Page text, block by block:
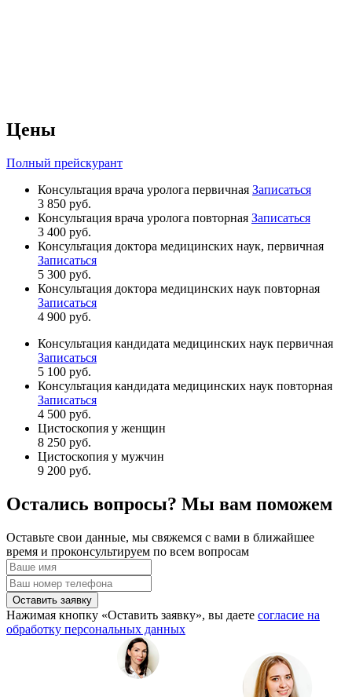
Цены
Полный прейскурант
Консультация врача уролога первичная Записаться
3 850 руб.
Консультация врача уролога повторная Записаться
3 400 руб.
Консультация доктора медицинских наук, первичная
Записаться
5 300 руб.
Консультация доктора медицинских наук повторная
Записаться
4 900 руб.
Консультация кандидата медицинских наук первичная
Записаться
5 100 руб.
Консультация кандидата медицинских наук повторная
Записаться
4 500 руб.
Цистоскопия у женщин
8 250 руб.
Цистоскопия у мужчин
9 200 руб.
Остались вопросы? Мы вам поможем
Оставьте свои данные, мы свяжемся с вами в ближайшее
время и проконсультируем по всем вопросам
Оставить заявку
Нажимая кнопку «Оставить заявку», вы даете согласие на
обработку персональных данных